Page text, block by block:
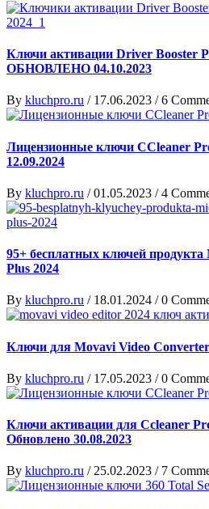
Ключи активации Driver Booster
ОБНОВЛЕНО 04.10.2023
By kluchpro.ru / 17.06.2023 /6
Лицензионные ключи CCleaner
12.09.2024
By kluchpro.ru /01.05.2023 /4
95+ бесплатных ключей
Plus 2024
By kluchpro.ru / 18.01.2024 /0
Ключи для Movavi Video
By kluchpro.ru / 17.05.2023 /0
Ключи активации для Ccleaner
Обновлено 30.08.2023
By kluchpro.ru / 25.02.2023 / 7